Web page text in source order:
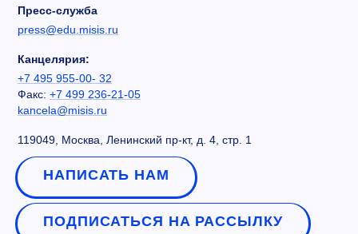
Пресс-служба
press@edu.misis.ru
Канцелярия:
+7 495 955-00- 32
Факс: +7 499 236-21-05
kancela@misis.ru
119049, Москва, Ленинский пр-кт, д. 4, стр. 1
НАПИСАТЬ НАМ
ПОДПИСАТЬСЯ НА РАССЫЛКУ